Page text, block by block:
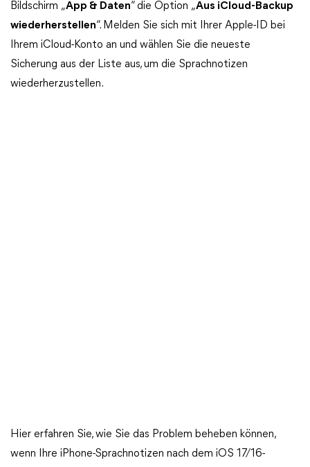
Bildschirm „App & Daten“ die Option „Aus iCloud-Backup
wiederherstellen“. Melden Sie sich mit Ihrer Apple-ID bei
Ihrem iCloud-Konto an und wählen Sie die neueste
Sicherung aus der Liste aus, um die Sprachnotizen
wiederherzustellen.
Hier erfahren Sie, wie Sie das Problem beheben können,
wenn Ihre iPhone-Sprachnotizen nach dem iOS 17/16-